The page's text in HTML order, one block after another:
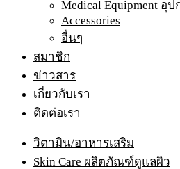
Medical Equipment อุ
Accessories
อื่นๆ
สมาชิก
ข่าวสาร
เกี่ยวกับเรา
ติดต่อเรา
วิตามิน/อาหารเสริม
Skin Care ผลิตภัณฑ์ดูแลผิว